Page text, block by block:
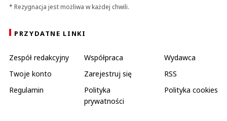
* Rezygnacja jest możliwa w każdej chwili.
PRZYDATNE LINKI
Zespół redakcyjny Współpraca
Wydawca
Twoje konto
Zarejestruj się
RSS
Regulamin
Polityka
prywatności
Polityka cookies